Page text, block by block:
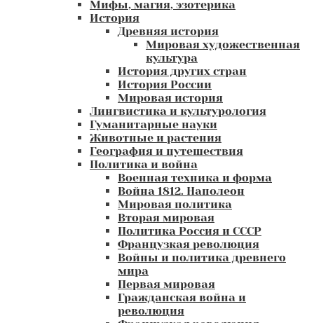
Мифы, магия, эзотерика
История
Древняя история
Мировая художественная
культура
История других стран
История России
Мировая история
Лингвистика и культурология
Гуманитарные науки
Животные и растения
География и путешествия
Политика и война
Военная техника и форма
Война 1812. Наполеон
Мировая политика
Вторая мировая
Политика Россия и СССР
Французкая революция
Войны и политика древнего
мира
Первая мировая
Гражданская война и
революция